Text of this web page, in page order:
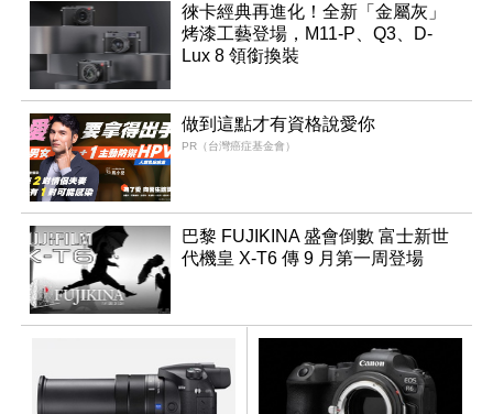
徠卡經典再進化！全新「金屬灰」
烤漆工藝登場，M11-P、Q3、D-
Lux 8 領銜換裝
做到這點才有資格說愛你
PR（台灣癌症基金會）
巴黎 FUJIKINA 盛會倒數 富士新世
代機皇 X-T6 傳 9 月第一周登場